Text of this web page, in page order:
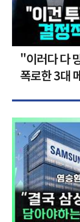
"이러다 다
폭로한 3대